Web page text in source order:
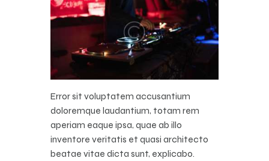
Error sit voluptatem accusantium
doloremque laudantium, totam rem
aperiam eaque ipsa, quae ab illo
inventore veritatis et quasi architecto
beatae vitae dicta sunt, explicabo.